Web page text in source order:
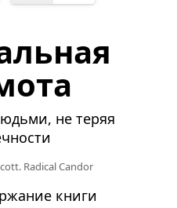
не теряя
Radical Candor
книги